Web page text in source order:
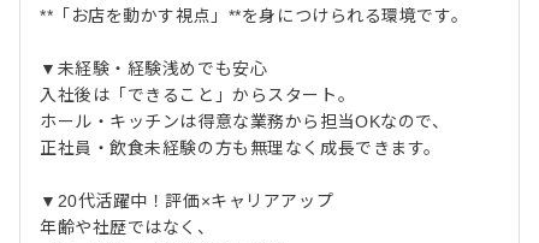
**「お店を動かす視点」**を身につけられる環境です。
▼未経験・経験浅めでも安心
入社後は「できること」からスタート。
ホール・キッチンは得意な業務から担当OKなので、
正社員・飲食未経験の方も無理なく成長できます。
▼20代活躍中！評価×キャリアアップ
年齢や社歴ではなく、